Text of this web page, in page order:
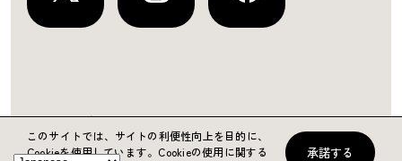
運営会社 プライバシーポリシー お問い合わせ
Copyright ©2024 KING RECORDS
このサイトでは、サイトの利便性向上を目的に、
Cookieを使用しています。Cookieの使用に関する
承諾する